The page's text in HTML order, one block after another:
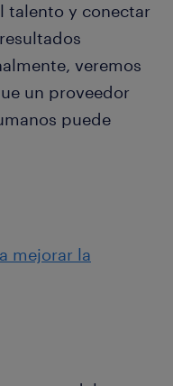
talento y conectar
veremos
un proveedor
puede
mejorar la